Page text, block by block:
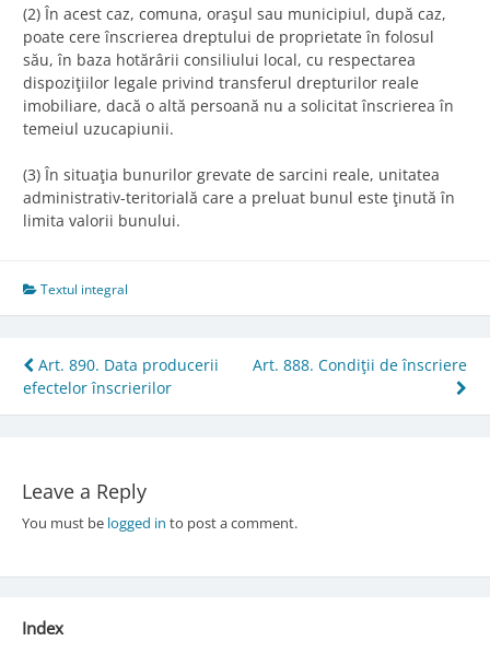
(2) În acest caz, comuna, oraşul sau municipiul, după caz,
poate cere înscrierea dreptului de proprietate în folosul
său, în baza hotărârii consiliului local, cu respectarea
dispoziţiilor legale privind transferul drepturilor reale
imobiliare, dacă o altă persoană nu a solicitat înscrierea în
temeiul uzucapiunii.
(3) În situaţia bunurilor grevate de sarcini reale, unitatea
administrativ-teritorială care a preluat bunul este ţinută în
limita valorii bunului.
Textul integral
Post
navigation
Art. 890. Data producerii
efectelor înscrierilor
Art. 888. Condiţii de înscriere
Leave a Reply
You must be logged in to post a comment.
Index